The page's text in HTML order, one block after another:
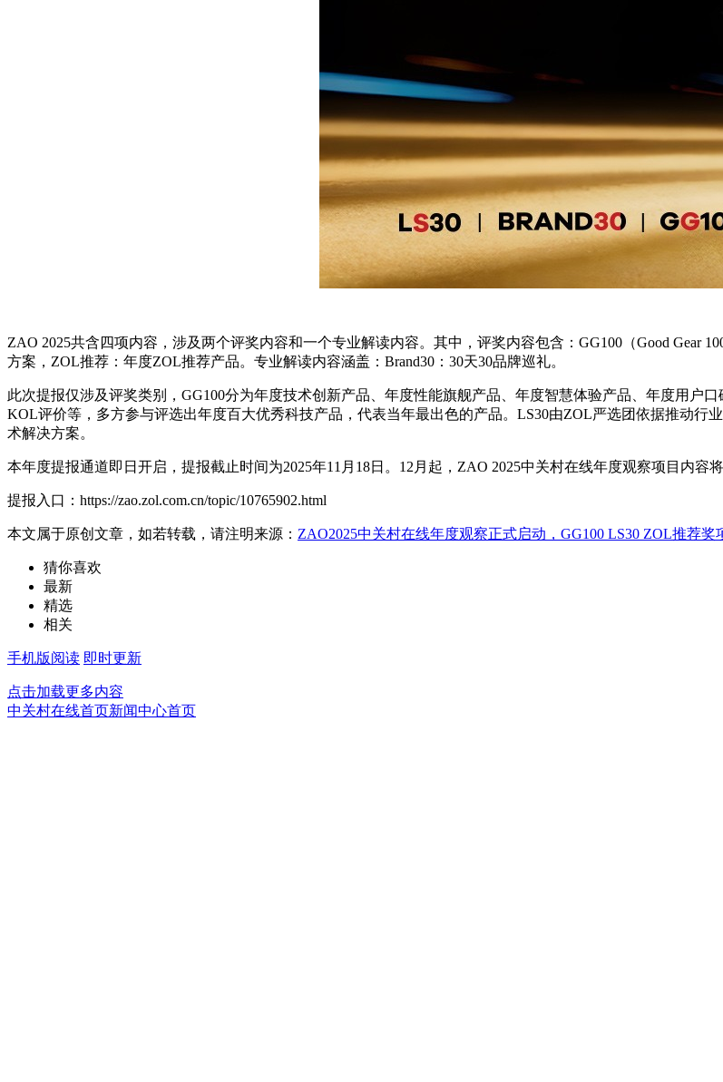
ZAO 2025共含 四项内容，涉及两个评奖内容和一个专业解读内容。其中，评奖内容包含：GG100（Good Gear
方案，ZOL推荐：年度ZOL推荐产品。专业解读内容涵盖：Brand30：30天30品牌巡礼。
此次提报仅涉及评奖类别，GG100分为年度技术创新产品、年度性能旗舰产品、年度智慧体验产品、年度用户
KOL评价等，多方参与评选出年度百大优秀科技产品，代表当年最出色的产品。LS30由ZOL严选团依据推动行
术解决方案。
本年度提报通道即日开启，提报截止时间为2025年11月18日。12月起，ZAO 2025中关村在线年度观察项目内容
提报入口：https://zao.zol.com.cn/topic/10765902.html
本文属于原创文章，如若转载，请注明来源： ZAO2025中关村在线年度观察正式启动，GG100 LS30 ZOL推荐奖
猜你喜欢
最新
精选
相关
手机版阅读 即时更新
点击加载更多内容
中关村在线首页新闻中心首页